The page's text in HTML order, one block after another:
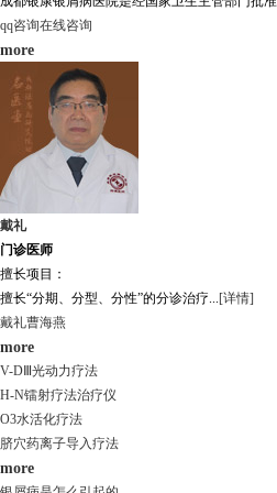
qq咨询在线咨询
more
戴礼
门诊医师
擅长项目：
擅长“分期、分型、分性”的分诊治疗...[详情]
戴礼曹海燕
more
V-DⅢ光动力疗法
H-N镭射疗法治疗仪
O3水活化疗法
脐穴药离子导入疗法
more